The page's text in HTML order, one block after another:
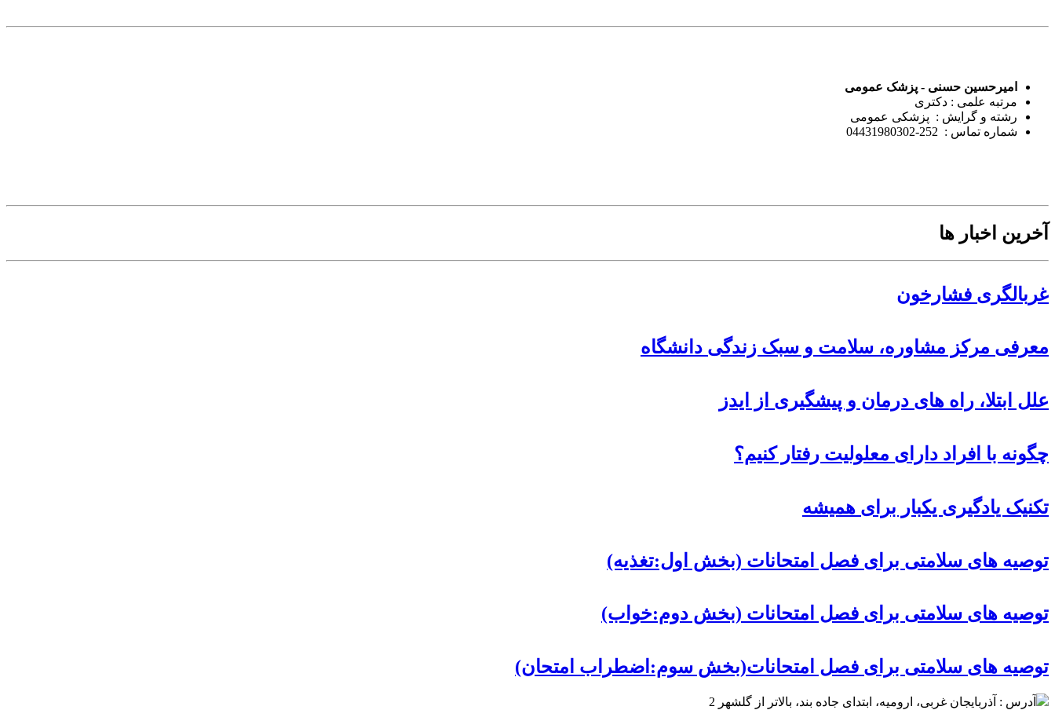
امیرحسین حسنی - پزشک عمومی
مرتبه علمی : دکتری
رشته و گرایش : پزشکی عمومی
شماره تماس : 252-04431980302
آخرین اخبار ها
غربالگری فشارخون
معرفی مرکز مشاوره، سلامت و سبک زندگی دانشگاه
علل ابتلا، راه های درمان و پیشگیری از ایدز
چگونه با افراد دارای معلولیت رفتار کنیم؟
تکنیک یادگیری یکبار برای همیشه
توصیه های سلامتی برای فصل امتحانات (بخش اول:تغذیه)
توصیه های سلامتی برای فصل امتحانات (بخش دوم:خواب)
توصیه های سلامتی برای فصل امتحانات(بخش سوم:اضطراب امتحان)
آدرس : آذربایجان غربی، ارومیه، ابتدای جاده بند، بالاتر از گلشهر 2